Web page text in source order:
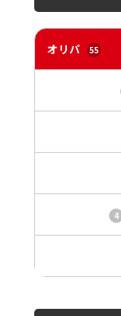
オリパ 55
4